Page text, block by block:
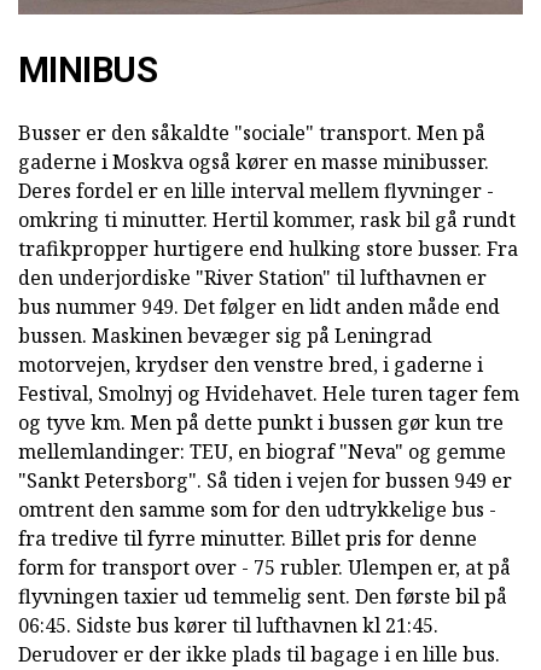
MINIBUS
Busser er den såkaldte "sociale" transport. Men på
gaderne i Moskva også kører en masse minibusser.
Deres fordel er en lille interval mellem flyvninger -
omkring ti minutter. Hertil kommer, rask bil gå rundt
trafikpropper hurtigere end hulking store busser. Fra
den underjordiske "River Station" til lufthavnen er
bus nummer 949. Det følger en lidt anden måde end
bussen. Maskinen bevæger sig på Leningrad
motorvejen, krydser den venstre bred, i gaderne i
Festival, Smolnyj og Hvidehavet. Hele turen tager fem
og tyve km. Men på dette punkt i bussen gør kun tre
mellemlandinger: TEU, en biograf "Neva" og gemme
"Sankt Petersborg". Så tiden i vejen for bussen 949 er
omtrent den samme som for den udtrykkelige bus -
fra tredive til fyrre minutter. Billet pris for denne
form for transport over - 75 rubler. Ulempen er, at på
flyvningen taxier ud temmelig sent. Den første bil på
06:45. Sidste bus kører til lufthavnen kl 21:45.
Derudover er der ikke plads til bagage i en lille bus.